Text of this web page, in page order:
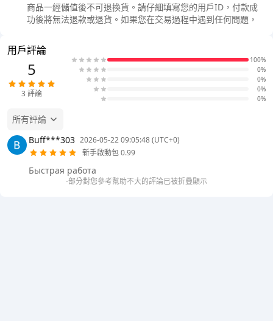
商品一經儲值後不可退換貨。請仔細填寫您的用戶ID，付款成
功後將無法退款或退貨。如果您在交易過程中遇到任何問題，
用戶評論
5
3 評論
100%
0%
0%
0%
0%
所有評論
Buff***303 2026-05-22 09:05:48 (UTC+0)
新手啟動包 0.99
Быстрая работа
-部分對您參考幫助不大的評論已被折疊顯示